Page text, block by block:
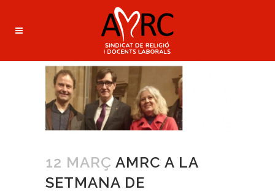
12 MARÇ AMRC A LA
SETMANA DE